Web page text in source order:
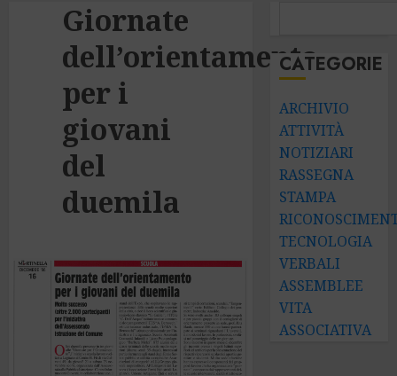
Giornate
dell’orientamento
per i
giovani
del
duemila
CATEGORIE
ARCHIVIO
ATTIVITÀ
NOTIZIARI
RASSEGNA
STAMPA
TECNOLOGIA
VERBALI
ASSEMBLEE
VITA
ASSOCIATIVA